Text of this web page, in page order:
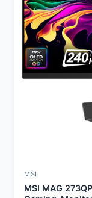
MSI
MSI MAG